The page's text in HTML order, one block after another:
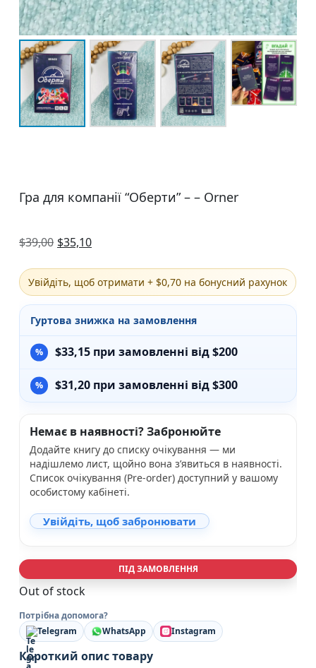
Гра для компанії “Оберти” – – Orner
$39,00 $35,10
Увійдіть, щоб отримати + $0,70 на бонусний рахунок
Гуртова знижка на замовлення
$33,15 при замовленні від $200
$31,20 при замовленні від $300
Немає в наявності? Забронюйте
Додайте книгу до списку очікування — ми
надішлемо лист, щойно вона з’явиться в наявності.
Список очікування (Pre-order) доступний у вашому
особистому кабінеті.
Увійдіть, щоб забронювати
ПІД ЗАМОВЛЕННЯ
Out of stock
Потрібна допомога?
Telegram
WhatsApp Instagram
Короткий опис товару